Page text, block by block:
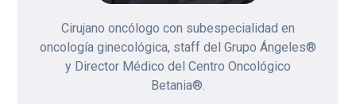
Cirujano oncólogo con subespecialidad en
oncología ginecológica, staff del Grupo Ángeles®
y Director Médico del Centro Oncológico
Betania®.